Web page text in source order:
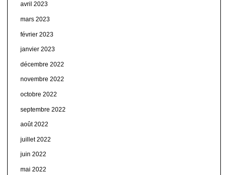
avril 2023
mars 2023
février 2023
janvier 2023
décembre 2022
novembre 2022
octobre 2022
septembre 2022
août 2022
juillet 2022
juin 2022
mai 2022